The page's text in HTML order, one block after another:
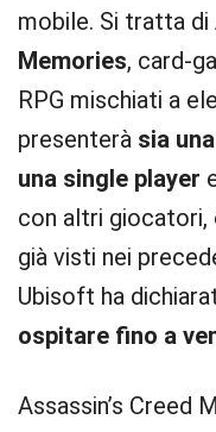
mobile. Si tratta di
Memories, card-
RPG mischiati a
presenterà sia
una single player
con altri giocatori,
già visti nei
Ubisoft ha
ospitare fino a
Assassin’s Creed